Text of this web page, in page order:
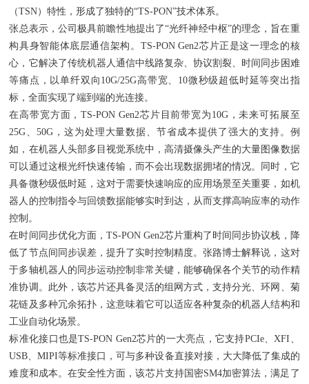
（TSN）特性，形成了独特的“TS-PON”技术体系。
张总表示，公司极具前瞻性地提出了“光纤神经中枢”的理念，旨在重
构具身智能体底层通信架构。TS-PON Gen2芯片正是这一理念的核
心，它解决了传统机器人通信中线路复杂、协议割裂、时间同步困难
等痛点，以单纤双向10G/25G高带宽、10微秒级超低时延等突出指
标，全面实现了端到端的光连接。
在高带宽方面，TS-PON Gen2芯片目前带宽为10G，未来可拓展至
25G、50G，这为处理大量数据、节省成本提供了强大的支持。例
如，在机器人头部多目视觉系统中，高清摄像头产生的大量图像数据
可以通过这根光纤快速传输，而不会出现数据拥堵的情况。同时，它
具备微秒级低时延，这对于需要快速响应的应用场景至关重要，如机
器人的控制指令与回馈数据能够实时到达，从而支撑高响应率的动作
控制。
在时间同步优化方面，TS-PON Gen2芯片重构了时间同步协议栈，降
低了节点间同步误差，提升了实时控制精度。张路博士解释说，这对
于多轴机器人的同步运动控制非常关键，能够确保各个关节的动作精
准协调。此外，该芯片还具备灵活的组网方式，支持分光、环网、菊
花链及多种冗余拓扑，这意味着它可以适应各种复杂的机器人结构和
工业自动化场景。
标准化接口也是TS-PON Gen2芯片的一大亮点，它支持PCIe、XFI、
USB、MIPI等标准接口，可与多种设备直接对接，大大降低了集成的
难度和成本。在安全性方面，该芯片支持国密SM4加密算法，满足了